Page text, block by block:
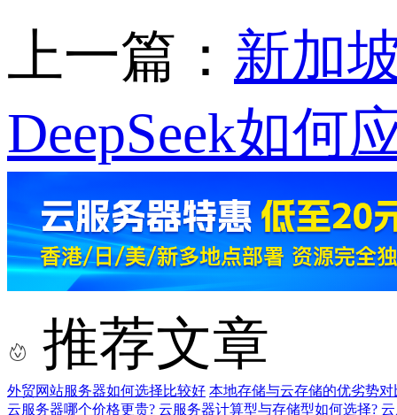
上一篇： 新加
DeepSeek如何
推荐文章
外贸网站服务器如何选择比较好 本地存储与云存储的优劣势对
云服务器哪个价格更贵? 云服务器计算型与存储型如何选择?